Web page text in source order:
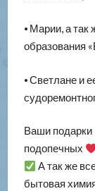
⦁ Марии, а так
образования
⦁ Светлане и
Ваши подарки
подопечных
А так же
бытовая